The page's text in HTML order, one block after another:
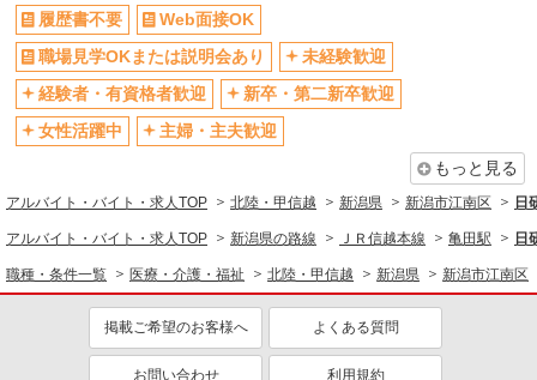
履歴書不要
Web面接OK
職場見学OKまたは説明会あり
未経験歓迎
経験者・有資格者歓迎
新卒・第二新卒歓迎
女性活躍中
主婦・主夫歓迎
もっと見る
アルバイト・バイト・求人TOP 北陸・甲信越 新潟県 新潟市江南区 日
アルバイト・バイト・求人TOP 新潟県の路線 ＪＲ信越本線 亀田駅 日
職種・条件一覧 医療・介護・福祉 北陸・甲信越 新潟県 新潟市江南区
掲載ご希望のお客様へ よくある質問
お問い合わせ 利用規約